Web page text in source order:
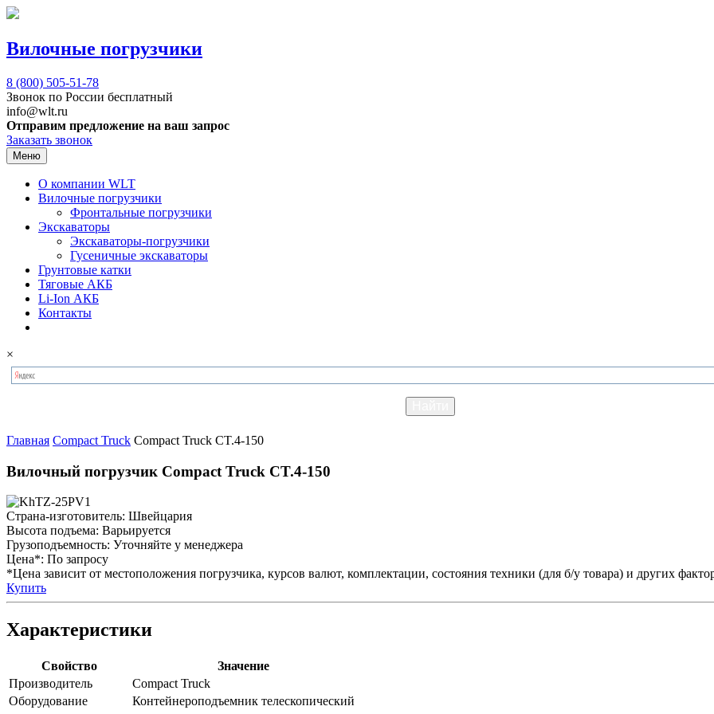
Вилочные погрузчики
8 (800) 505-51-78
Звонок по России бесплатный
info@wlt.ru
Отправим предложение на ваш запрос
Заказать звонок
Меню
О компании WLT
Вилочные погрузчики
Фронтальные погрузчики
Экскаваторы
Экскаваторы-погрузчики
Гусеничные экскаваторы
Грунтовые катки
Тяговые АКБ
Li-Ion АКБ
Контакты
×
Главная Compact Truck Compact Truck CT.4-150
Вилочный погрузчик Compact Truck CT.4-150
Страна-изготовитель: Швейцария
Высота подъема: Варьируется
Грузоподъемность: Уточняйте у менеджера
Цена*: По запросу
*Цена зависит от местоположения погрузчика, курсов валют, комплектации, состояния техники (для б/у товара) и других
Купить
Характеристики
Свойство
Значение
Производитель
Compact Truck
Оборудование
Контейнероподъемник телескопический